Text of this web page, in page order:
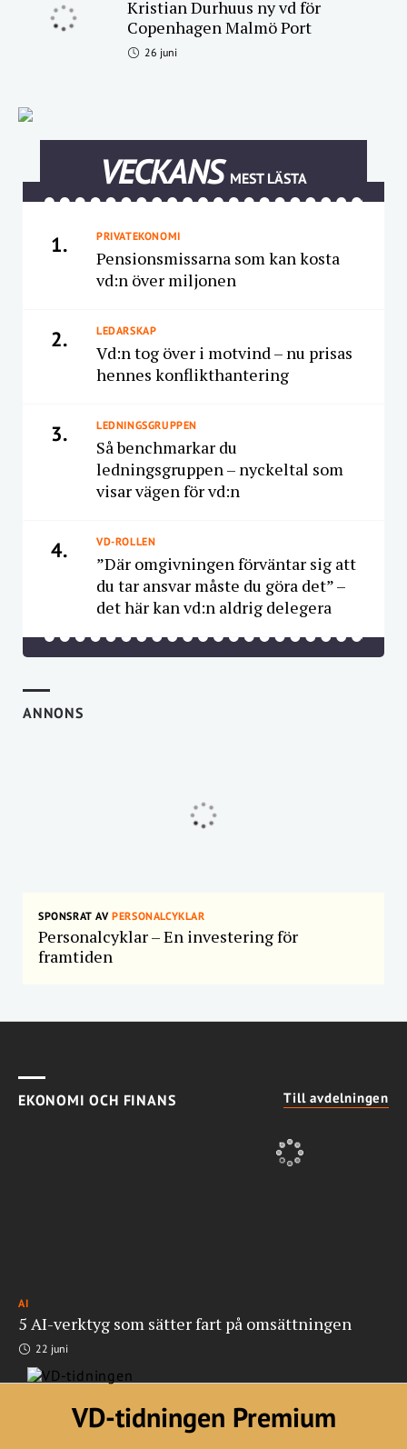
Kristian Durhuus ny vd för
Copenhagen Malmö Port
26 juni
VECKANS MEST LÄSTA
1. PRIVATEKONOMI
Pensionsmissarna som kan kosta
vd:n över miljonen
2. LEDARSKAP
Vd:n tog över i motvind – nu prisas
hennes konflikthantering
3. LEDNINGSGRUPPEN
Så benchmarkar du
ledningsgruppen – nyckeltal som
visar vägen för vd:n
4. VD-ROLLEN
”Där omgivningen förväntar sig att
du tar ansvar måste du göra det” –
det här kan vd:n aldrig delegera
ANNONS
SPONSRAT AVPERSONALCYKLAR
Personalcyklar – En investering för
framtiden
EKONOMI OCH FINANS Till avdelningen
AI
5 AI-verktyg som sätter fart på omsättningen
22 juni
VD-tidningen Premium